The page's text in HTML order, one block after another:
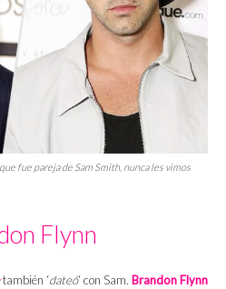
fue pareja de Sam Smith, nunca les vimos
Flynn
también ‘dateó‘ con Sam. Brandon Flynn